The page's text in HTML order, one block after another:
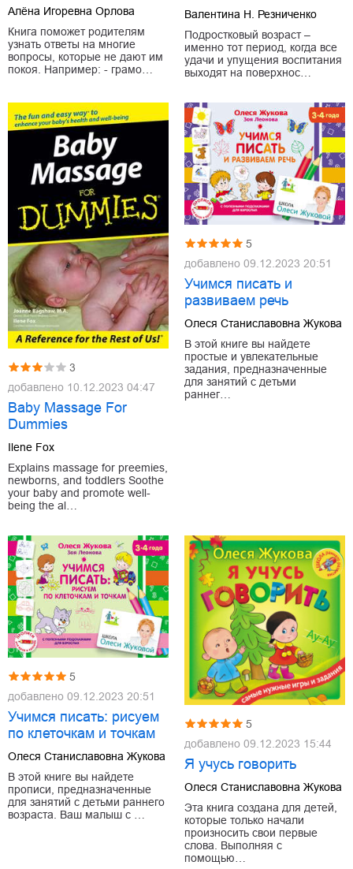
Алёна Игоревна Орлова
Книга поможет родителям
узнать ответы на многие
вопросы, которые не дают им
покоя. Например: - грамо…
Валентина Н. Резниченко
Подростковый возраст –
именно тот период, когда все
удачи и упущения воспитания
выходят на поверхнос…
3
добавлено 10.12.2023 04:47
Baby Massage For
Dummies
Ilene Fox
Explains massage for preemies,
newborns, and toddlers Soothe
your baby and promote well-
being the al…
5
добавлено 09.12.2023 20:51
Учимся писать и
развиваем речь
Олеся Станиславовна Жукова
В этой книге вы найдете
простые и увлекательные
задания, предназначенные
для занятий с детьми
раннег…
5
добавлено 09.12.2023 20:51
Учимся писать: рисуем
по клеточкам и точкам
Олеся Станиславовна Жукова
В этой книге вы найдете
прописи, предназначенные
для занятий с детьми раннего
возраста. Ваш малыш с …
5
добавлено 09.12.2023 15:44
Я учусь говорить
Олеся Станиславовна Жукова
Эта книга создана для детей,
которые только начали
произносить свои первые
слова. Выполняя с
помощью…